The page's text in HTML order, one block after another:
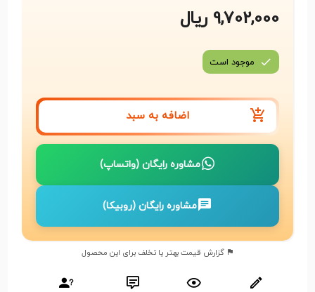
9,702,000 ریال
موجود است
اضافه به سبد
مشاوره رایگان (واتساپ)
مشاوره رایگان (روبیکا)
گزارش قیمت بهتر یا تخلف برای این محصول